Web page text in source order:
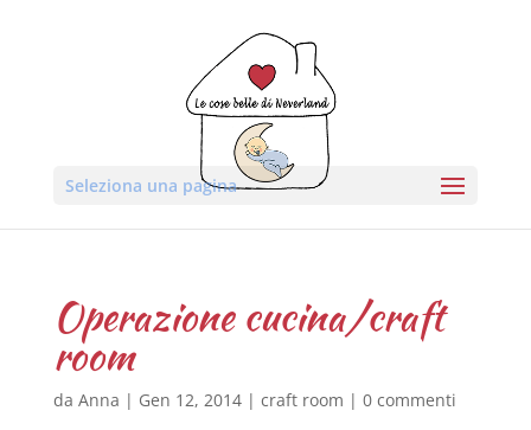
Seleziona una pagina
Operazione cucina/craft
room
da Anna | Gen 12, 2014| craft room | 0 commenti